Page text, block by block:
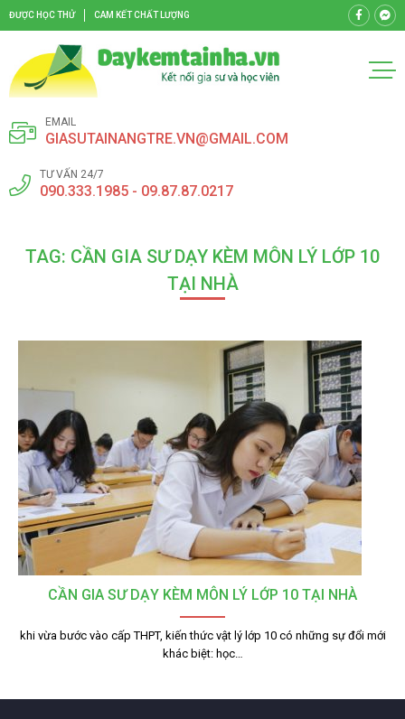
ĐƯỢC HỌC THỬ CAM KẾT CHẤT LƯỢNG
EMAIL
GIASUTAINANGTRE.VN@GMAIL.COM
TƯ VẤN 24/7
090.333.1985 - 09.87.87.0217
TAG: CẦN GIA SƯ DẠY KÈM MÔN LÝ LỚP 10
TẠI NHÀ
CẦN GIA SƯ DẠY KÈM MÔN LÝ LỚP 10 TẠI NHÀ
khi vừa bước vào cấp THPT, kiến thức vật lý lớp 10 có những sự đổi mới
khác biệt: học…